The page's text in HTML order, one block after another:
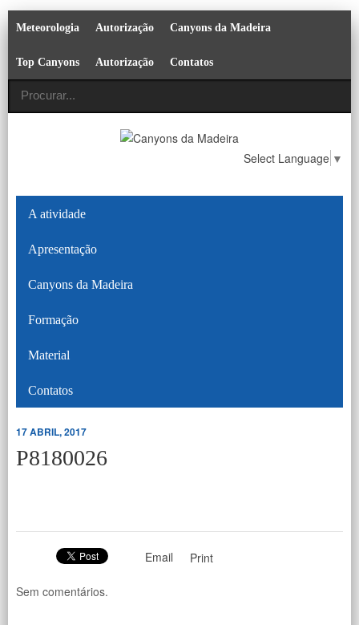
Meteorologia Autorização Canyons da Madeira
Top Canyons Autorização Contatos
Select Language ▼
A atividade
Apresentação
Canyons da Madeira
Formação
Material
Contatos
17 ABRIL, 2017
P8180026
Email Print
Sem comentários.